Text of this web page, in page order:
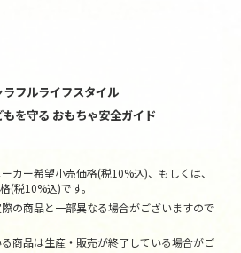
ラフルライフスタイル
もを守る おもちゃ安全ガイド
カー希望小売価格(税10%込)、もしくは、
(税10%込)です。
の商品と一部異なる場合がございますので
商品は生産・販売が終了している場合がご